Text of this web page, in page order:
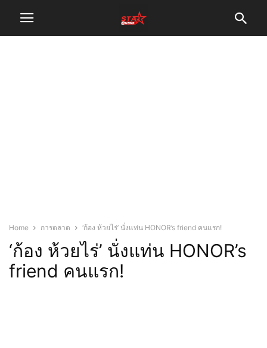
Home การตลาด ‘ก้อง ห้วยไร่’ นั่งแท่น HONOR’s friend คนแรก!
‘ก้อง ห้วยไร่’ นั่งแท่น HONOR’s
friend คนแรก!